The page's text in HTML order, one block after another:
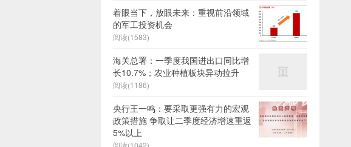
着眼当下，放眼未来：重视前沿领域
的军工投资机会
阅读(1583)
海关总署：一季度我国进出口同比增
长10.7%；农业种植板块异动拉升
阅读(1186)
央行王一鸣：要采取更强有力的宏观
政策措施 争取让二季度经济增速重返
5%以上
阅读(1042)